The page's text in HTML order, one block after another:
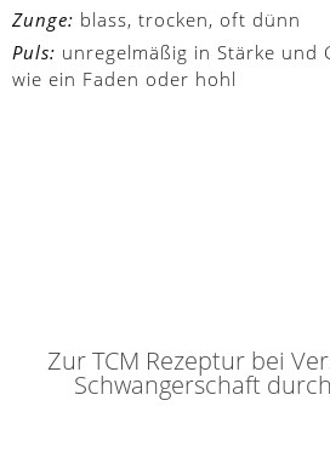
Zunge: blass, trocken, oft dünn
Puls: unregelmäßig in Stärke und
wie ein Faden oder hohl
Zur TCM Rezeptur bei
Schwangerschaft